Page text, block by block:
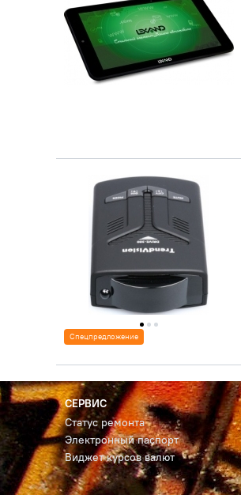
Спецпредложение
СЕРВИС
Статус ремонта
Электронный паспорт
Виджет курсов валют